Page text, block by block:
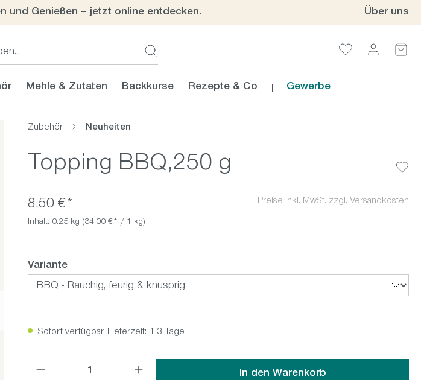
und Genießen – jetzt online entdecken. Über uns
Mehle & Zutaten Backkurse Rezepte & Co Gewerbe
Zubehör Neuheiten
Topping BBQ,250 g
8,50 €*
Inhalt: 0.25 kg (34,00 €* / 1 kg)
Preise inkl. MwSt. zzgl. Versandkosten
Varianteauswählen
Sofort verfügbar, Lieferzeit: 1-3 Tage
Produkt Anzahl: Gib den gewünschten Wert ein oder benutze die Schaltflächen um die
In den Warenkorb